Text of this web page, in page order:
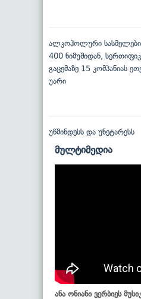
ალკოჰოლური
400 ნიმუშიდან,
გაცემაზე 15 კომპანიას
უარი
უწმინდესს და უნეტარესს
მულტიმედია
ანა ონიანი ვერბიეს